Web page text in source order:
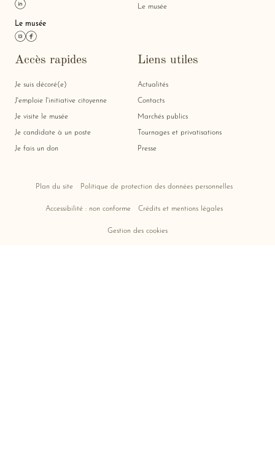
Le musée
Lien instagram
Le musée
Accès rapides
Je suis décoré(e)
J'emploie l'initiative citoyenne
Je visite le musée
Je candidate à un poste
Je fais un don
Liens utiles
Actualités
Contacts
Marchés publics
Tournages et privatisations
Presse
Plan du site Politique de protection des données personnelles
Accessibilité : non conforme Crédits et mentions légales
Gestion des cookies